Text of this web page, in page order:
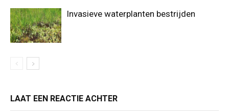
Invasieve waterplanten bestrijden
LAAT EEN REACTIE ACHTER